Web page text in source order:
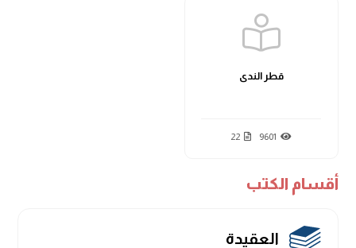
قطر الندى
9601
22
أقسام الكتب
العقيدة